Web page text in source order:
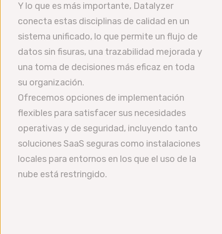
Y lo que es más importante, Datalyzer
conecta estas disciplinas de calidad en un
sistema unificado, lo que permite un flujo de
datos sin fisuras, una trazabilidad mejorada y
una toma de decisiones más eficaz en toda
su organización.
Ofrecemos opciones de implementación
flexibles para satisfacer sus necesidades
operativas y de seguridad, incluyendo tanto
soluciones SaaS seguras como instalaciones
locales para entornos en los que el uso de la
nube está restringido.